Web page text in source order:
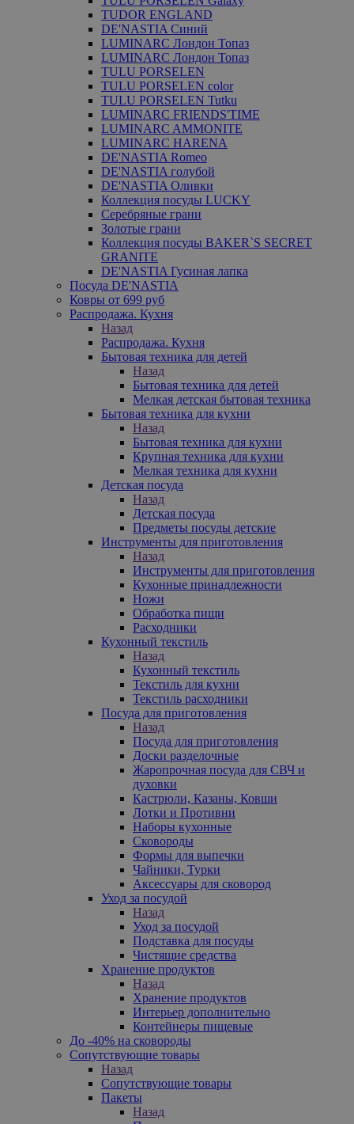
TUDOR ENGLAND
DE'NASTIA Синий
LUMINARC Лондон Топаз
LUMINARC Лондон Топаз
TULU PORSELEN
TULU PORSELEN color
TULU PORSELEN Tutku
LUMINARC FRIENDS'TIME
LUMINARC AMMONITE
LUMINARC HARENA
DE'NASTIA Romeo
DE'NASTIA голубой
DE'NASTIA Оливки
Коллекция посуды LUCKY
Серебряные грани
Золотые грани
Коллекция посуды BAKER`S SECRET
GRANITE
DE'NASTIA Гусиная лапка
Посуда DE'NASTIA
Ковры от 699 руб
Распродажа. Кухня
Назад
Распродажа. Кухня
Бытовая техника для детей
Назад
Бытовая техника для детей
Мелкая детская бытовая техника
Бытовая техника для кухни
Назад
Бытовая техника для кухни
Крупная техника для кухни
Мелкая техника для кухни
Детская посуда
Назад
Детская посуда
Предметы посуды детские
Инструменты для приготовления
Назад
Инструменты для приготовления
Кухонные принадлежности
Ножи
Обработка пищи
Расходники
Кухонный текстиль
Назад
Кухонный текстиль
Текстиль для кухни
Текстиль расходники
Посуда для приготовления
Назад
Посуда для приготовления
Доски разделочные
Жаропрочная посуда для СВЧ и
духовки
Кастрюли, Казаны, Ковши
Лотки и Противни
Наборы кухонные
Сковороды
Формы для выпечки
Чайники, Турки
Аксессуары для сковород
Уход за посудой
Назад
Уход за посудой
Подставка для посуды
Чистящие средства
Хранение продуктов
Назад
Хранение продуктов
Интерьер дополнительно
Контейнеры пищевые
До -40% на сковороды
Сопутствующие товары
Назад
Сопутствующие товары
Пакеты
Назад